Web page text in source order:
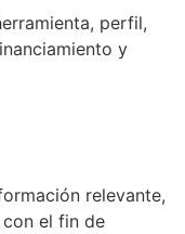
perfil,
y
relevante,
el fin de